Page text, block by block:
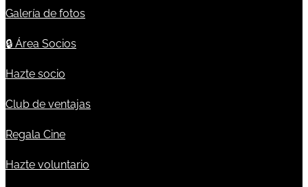
Galería de fotos
🔒 Área Socios
Hazte socio
Club de ventajas
Regala Cine
Hazte voluntario